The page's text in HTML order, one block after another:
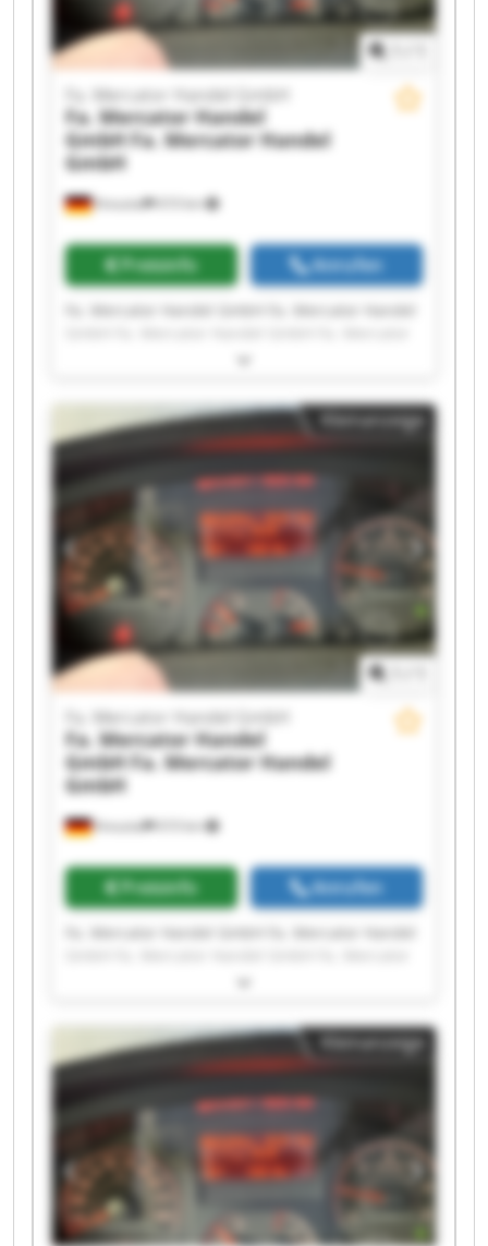
Kreuztal 610 km
Fa. Mercator Handel GmbH
Fa. Mercator Handel
GmbHFa. Mercator Handel
GmbH
Preisinfo Anrufen
Handel GmbH Fa. Mercator Handel GmbH Fa.
GmbH Fa. Mercator Handel GmbH Fa. Mercator
Handel GmbH Fa. Mercator Handel GmbH Fa.
Mercator Handel GmbH Fa. Mercator Handel
GmbH Fa. Mercator Handel GmbH Fa. Mercator
Handel GmbH Fa. Mercator Handel GmbH Fa.
Mercator Handel GmbH Fa. Mercator Handel
GmbH Fa. Mercator Handel GmbH Fa. Mercator
Handel GmbH Fa. Mercator Handel GmbH
Kleinanzeige
Kreuztal 610 km
Fa. Mercator Handel GmbH
Fa. Mercator Handel
GmbHFa. Mercator Handel
GmbH
Preisinfo Anrufen
Handel GmbH Fa. Mercator Handel GmbH Fa.
GmbH Fa. Mercator Handel GmbH Fa. Mercator
Handel GmbH Fa. Mercator Handel GmbH Fa.
Mercator Handel GmbH Fa. Mercator Handel
GmbH Fa. Mercator Handel GmbH Fa. Mercator
Handel GmbH Fa. Mercator Handel GmbH Fa.
Mercator Handel GmbH Fa. Mercator Handel
GmbH Fa. Mercator Handel GmbH Fa. Mercator
Handel GmbH Fa. Mercator Handel GmbH
Kleinanzeige